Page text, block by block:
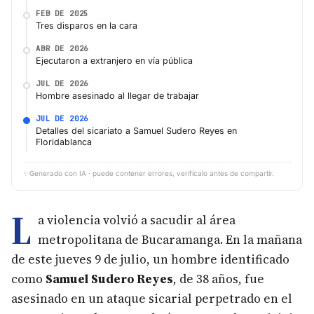
FEB DE 2025
Tres disparos en la cara
ABR DE 2026
Ejecutaron a extranjero en vía pública
JUL DE 2026
Hombre asesinado al llegar de trabajar
JUL DE 2026
Detalles del sicariato a Samuel Sudero Reyes en
Floridablanca
✨ Generado con IA · puede contener errores, verifícalo antes de compartir.
L a violencia volvió a sacudir al área
metropolitana de Bucaramanga. En la mañana
de este jueves 9 de julio, un hombre identificado
como Samuel Sudero Reyes, de 38 años, fue
asesinado en un ataque sicarial perpetrado en el